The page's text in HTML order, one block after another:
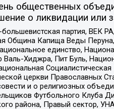
общественных
о ликвидации или
партия, ВЕК
Община Капища Веды
единство,
Валь-Хиджра, Пит Буль,
церкви Православных
и о религиозных
Футбольного Клуба
района, Правый сектор,